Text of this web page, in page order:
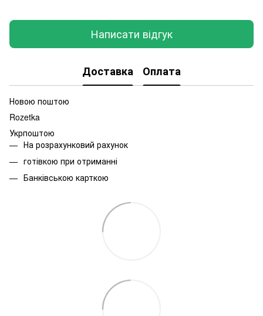
Написати відгук
Доставка Оплата
Новою поштою
Rozetka
Укрпоштою
На розрахунковий рахунок
готівкою при отриманні
Банківською карткою